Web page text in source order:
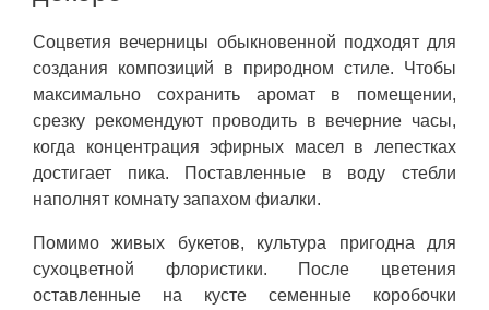
Соцветия вечерницы обыкновенной подходят для
создания композиций в природном стиле. Чтобы
максимально сохранить аромат в помещении,
срезку рекомендуют проводить в вечерние часы,
когда концентрация эфирных масел в лепестках
достигает пика. Поставленные в воду стебли
наполнят комнату запахом фиалки.
Помимо живых букетов, культура пригодна для
сухоцветной флористики. После цветения
оставленные на кусте семенные коробочки